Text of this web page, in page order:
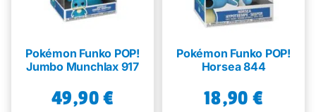
Pokémon Funko POP!
Jumbo Munchlax 917
49,90€
Pokémon Funko POP!
Horsea 844
18,90 €